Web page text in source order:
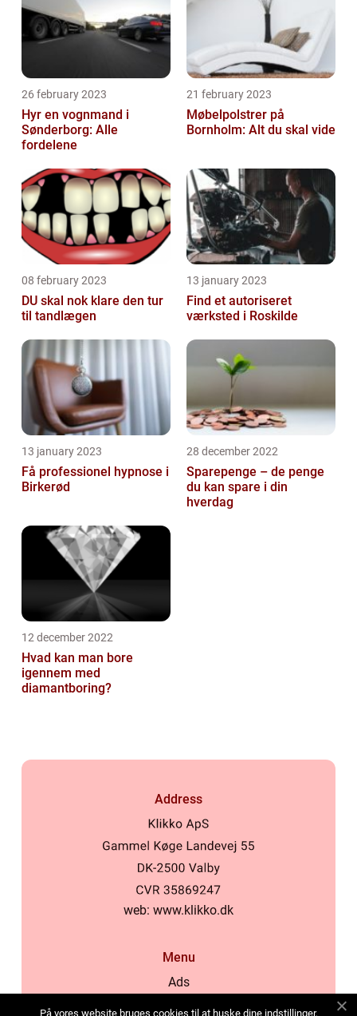
26 february 2023
Hyr en vognmand i
Sønderborg: Alle
fordelene
21 february 2023
Møbelpolstrer på
Bornholm: Alt du skal vide
08 february 2023
DU skal nok klare den tur
til tandlægen
13 january 2023
Find et autoriseret
værksted i Roskilde
13 january 2023
Få professionel hypnose i
Birkerød
28 december 2022
Sparepenge – de penge
du kan spare i din
hverdag
12 december 2022
Hvad kan man bore
igennem med
diamantboring?
Address
web: www.klikko.dk
Menu
Ads
På vores website bruges cookies til at huske dine indstillinger,